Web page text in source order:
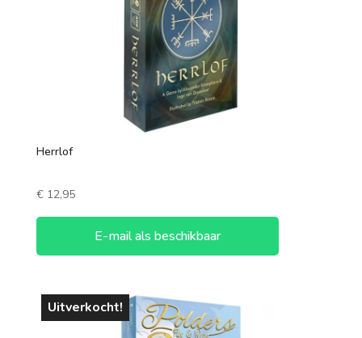
90-120 minuten
120+ minuten
Aantal spelers
3 spelers
4 spelers
5 spelers
6 spelers
Herrlof
€12,95
E-mail als beschikbaar
Uitverkocht!